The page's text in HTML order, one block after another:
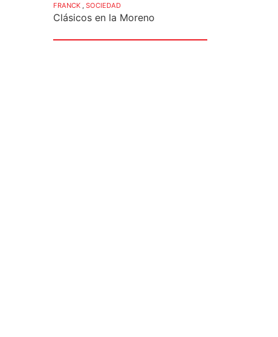
FRANCK SOCIEDAD
Clásicos en la Moreno